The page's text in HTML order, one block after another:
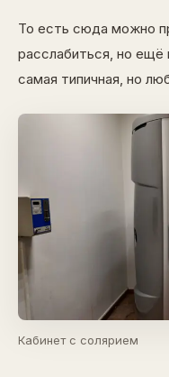
То есть сюда можно
расслабиться, но ещё
самая типичная, но
Кабинет с солярием